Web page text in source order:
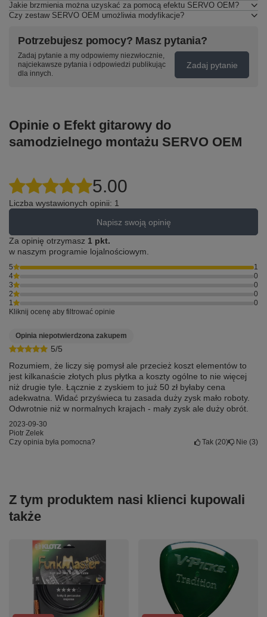
Jakie brzmienia można uzyskać za pomocą efektu SERVO OEM?
Czy zestaw SERVO OEM umożliwia modyfikacje?
Potrzebujesz pomocy? Masz pytania?
Zadaj pytanie a my odpowiemy niezwłocznie,
najciekawsze pytania i odpowiedzi publikując
dla innych.
Zadaj pytanie
Opinie o Efekt gitarowy do
samodzielnego montażu SERVO OEM
5.00
Liczba wystawionych opinii: 1
Napisz swoją opinię
Za opinię otrzymasz 1 pkt.
w naszym programie lojalnościowym.
5
1
4
0
3
0
2
0
1
0
Kliknij ocenę aby filtrować opinie
5/5
Opinia niepotwierdzona zakupem
Rozumiem, że liczy się pomysł ale przecież koszt elementów to
jest kilkanaście złotych plus płytka a koszty ogólne to nie więcej
niż drugie tyle. Łącznie z zyskiem to już 50 zł byłaby cena
adekwatna. Widać przyświeca tu zasada duży zysk mało roboty.
Odwrotnie niż w normalnych krajach - mały zysk ale duży obrót.
2023-09-30
Piotr Zelek
Czy opinia była pomocna?
Tak 20 Nie 3
Z tym produktem nasi klienci kupowali
także